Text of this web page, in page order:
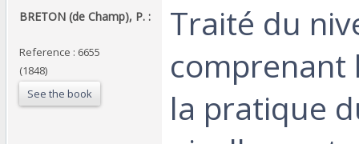
‎BRETON (de Champ), P. :
Reference : 6655
(1848)
See the book
‎Traité du
comprenant
la pratique